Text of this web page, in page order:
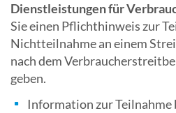
Dienstleistungen für
Sie einen Pflichthinweis zur
Nichtteilnahme an einem
nach dem
geben.
Information zur